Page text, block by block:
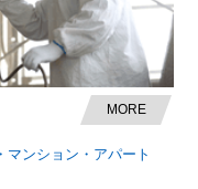
MORE
マンション・アパート